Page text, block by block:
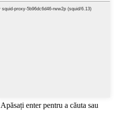
Apăsați enter pentru a căuta sau